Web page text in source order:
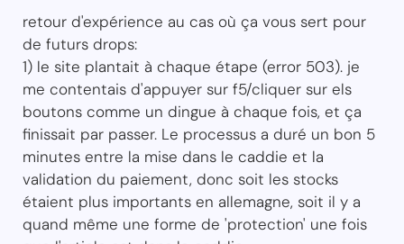
retour d'expérience au cas où ça vous sert pour
de futurs drops:
1) le site plantait à chaque étape (error 503). je
me contentais d'appuyer sur f5/cliquer sur els
boutons comme un dingue à chaque fois, et ça
finissait par passer. Le processus a duré un bon 5
minutes entre la mise dans le caddie et la
validation du paiement, donc soit les stocks
étaient plus importants en allemagne, soit il y a
quand même une forme de 'protection' une fois